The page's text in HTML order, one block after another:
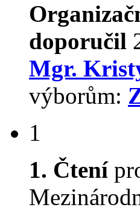
doporučil
Mgr.
výborům:
1
1. Čtení